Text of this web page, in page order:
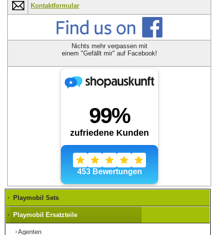
Kontaktformular
Nichts mehr verpassen mit
einem "Gefällt mir" auf Facebook!
Playmobil Sets
Playmobil Ersatzteile
Agenten